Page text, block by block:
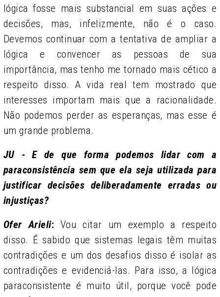
lógica fosse mais substancial em suas ações e
decisões, mas, infelizmente, não é o caso.
Devemos continuar com a tentativa de ampliar a
lógica e convencer as pessoas de sua
importância, mas tenho me tornado mais cético a
respeito disso. A vida real tem mostrado que
interesses importam mais que a racionalidade.
Não podemos perder as esperanças, mas esse é
um grande problema.
JU - E de que forma podemos lidar com a
paraconsistência sem que ela seja utilizada para
justificar decisões deliberadamente erradas ou
injustiças?
Ofer Arieli: Vou citar um exemplo a respeito
disso. É sabido que sistemas legais têm muitas
contradições e um dos desafios disso é isolar as
contradições e evidenciá-las. Para isso, a lógica
paraconsistente é muito útil, porque você pode